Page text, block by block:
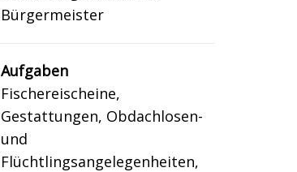
Bürgermeister
Aufgaben
Fischereischeine,
Gestattungen, Obdachlosen-
und
Flüchtlingsangelegenheiten,